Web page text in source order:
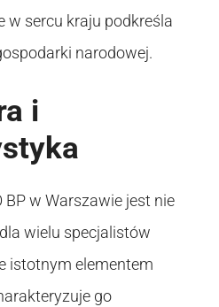
w sercu kraju podkreśla
narodowej.
i
BP w Warszawie jest nie
wielu specjalistów
istotnym elementem
go